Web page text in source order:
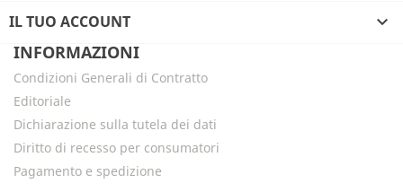
IL TUO ACCOUNT

INFORMAZIONI
Condizioni Generali di Contratto
Editoriale
Dichiarazione sulla tutela dei dati
Diritto di recesso per consumatori
Pagamento e spedizione